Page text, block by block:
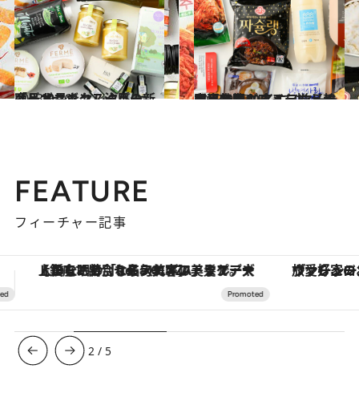
2023.9.16
オーガニックスーパー「ビオセボン」注目の新商品10品をセレクト
グルメ 2023.9.17
本場韓国グルメを揃えるならここ！ イエスマートの売れ筋10アイテム【韓国出身者も唸る、リトルコリア】
グルメ
FEATURE
フィーチャー記事
ヴァシュロン・コンスタンタン「オーヴァーシーズ・オートマティック」。旅愛好家のお気に入りコレクションから、ジェンダーレスな新作が登場
3 / 5